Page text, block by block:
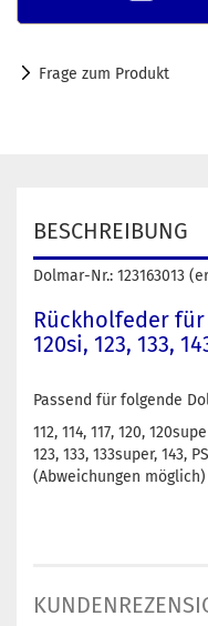
Frage zum Produkt
BESCHREIBUNG
Dolmar-Nr.: 123163013
Rückholfeder für
120si, 123, 133,
Passend für folgende
112, 114, 117, 120,
123, 133, 133super, 143,
(Abweichungen möglich)